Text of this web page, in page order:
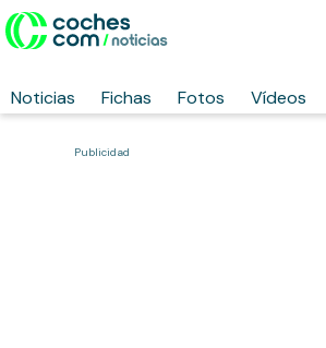
Noticias Fichas Fotos Vídeos
Publicidad